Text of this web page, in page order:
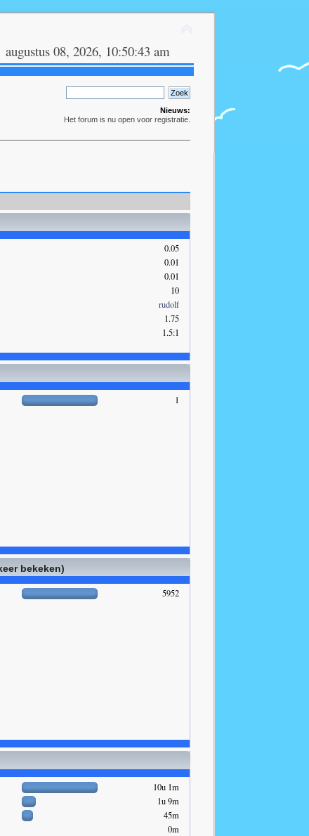
augustus 08, 2026, 10:50:43 am
Nieuws:
Het forum is nu open voor registratie.
0.05
0.01
0.01
10
rudolf
1.75
1.5:1
1
bekeken)
5952
10u 1m
1u 9m
45m
0m